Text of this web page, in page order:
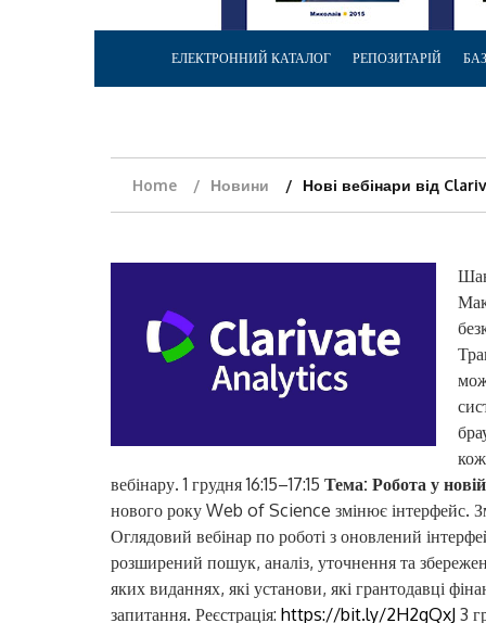
ЕЛЕКТРОННИЙ КАТАЛОГ РЕПОЗИТАРІЙ
Home Новини Нові вебінари від
вебінару. 1 грудня 16:15–17:15 Тема: Робота у
нового року Web of Science змінює інтерфейс.
Оглядовий вебінар по роботі з оновлений
розширений пошук, аналіз, уточнення та
яких виданнях, які установи, які грантодавці
запитання. Реєстрація: https://bit.ly/2H2gQxJ 3